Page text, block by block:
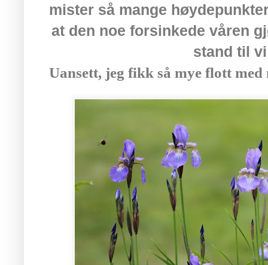
mister så mange
at den noe forsinkede våren
stand til
Uansett, jeg fikk så mye flott